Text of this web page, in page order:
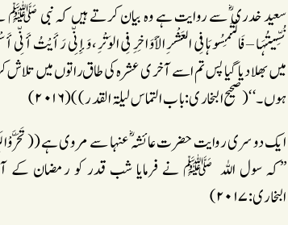
سعید خدری ؓ سے روایت ہے وہ بیان کرتے ہیں کہ نبی ﷺ نے
نُسِّیتُہَا – فَالْتَمِسُوہَا فِی العَشْرِ الأَوَاخِرِ فِی الوَتْرِ، وَإِنِّی رَأَیْتُ
میں بھلا دیا گیا پس تم اسے آخری عشرہ کی طاق راتوں میں تلاش
ہوں ۔‘‘(صحیح البخاری:باب التماس لیلۃ القدر))(۲۰۱۶)
ایک دوسری روایت حضرت عائشہ ؓ عنہا سے مروی ہے((تَحَرَّوْا
’’کہ سول اللہ ﷺ نے فرمایا شب قدر کو رمضان کے
البخاری:۲۰۱۷)